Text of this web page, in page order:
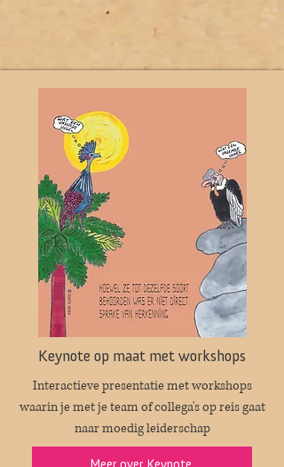
Keynote op maat met workshops
Interactieve presentatie met workshops
waarin je met je team of collega's op reis gaat
naar moedig leiderschap